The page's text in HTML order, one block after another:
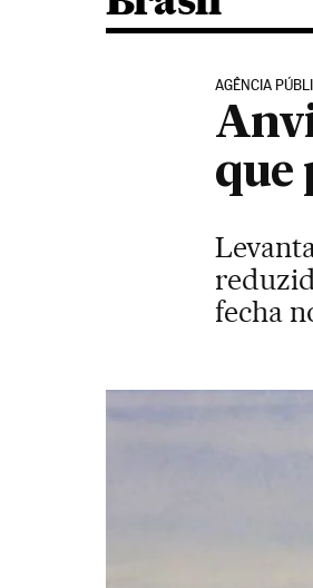
AGÊNCIA
que
fecha